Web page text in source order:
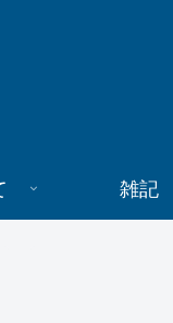
雑記